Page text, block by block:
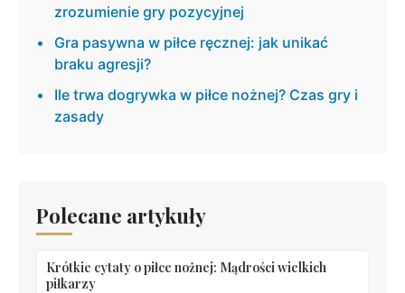
zrozumienie gry pozycyjnej
Gra pasywna w piłce ręcznej: jak unikać
braku agresji?
Ile trwa dogrywka w piłce nożnej? Czas gry i
zasady
Polecane artykuły
Krótkie cytaty o piłce nożnej: Mądrości wielkich
piłkarzy